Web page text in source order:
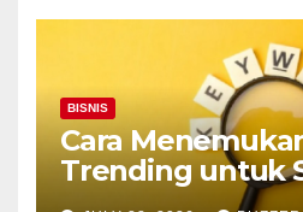
BISNIS
Cara
Trending untuk